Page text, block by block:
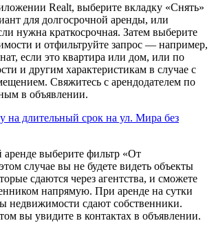
Realt, выберите вкладку «Снять»
для долгосрочной аренды, или
нужна краткосрочная. Затем выберите
и отфильтруйте запрос — например,
если это квартира или дом, или по
и другим характеристикам в случае с
Свяжитесь с арендодателем по
в объявлении.
на длительный срок на ул. Мира без
выберите фильтр «От
случае вы не будете видеть объекты
сдаются через агентства, и сможете
напрямую. При аренде на сутки
недвижимости сдают собственники.
вы увидите в контактах в объявлении.